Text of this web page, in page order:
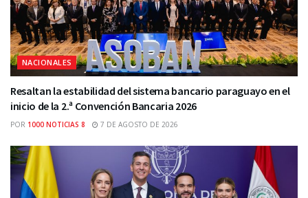
NACIONALES
Resaltan la estabilidad del sistema bancario paraguayo en el
inicio de la 2.ª Convención Bancaria 2026
POR 1000 NOTICIAS 8 7 DE AGOSTO DE 2026